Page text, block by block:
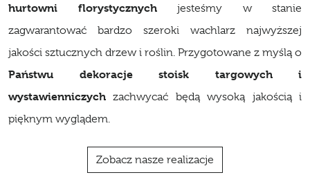
hurtowni florystycznychjesteśmy w stanie
zagwarantować bardzo szeroki wachlarz najwyższej
jakości sztucznych drzew i roślin. Przygotowane z myślą o
Państwu dekoracje stoisk targowych i
wystawienniczych zachwycać będą wysoką jakością i
pięknym wyglądem.
Zobacz nasze realizacje